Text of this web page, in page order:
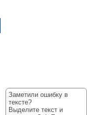
Заметили ошибку в
тексте?
Выделите текст и